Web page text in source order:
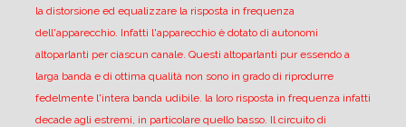
la distorsione ed equalizzare la risposta in frequenza
dell'apparecchio. Infatti l'apparecchio è dotato di autonomi
altoparlanti per ciascun canale. Questi altoparlanti pur essendo a
larga banda e di ottima qualità non sono in grado di riprodurre
fedelmente l'intera banda udibile. la loro risposta in frequenza infatti
decade agli estremi, in particolare quello basso. Il circuito di